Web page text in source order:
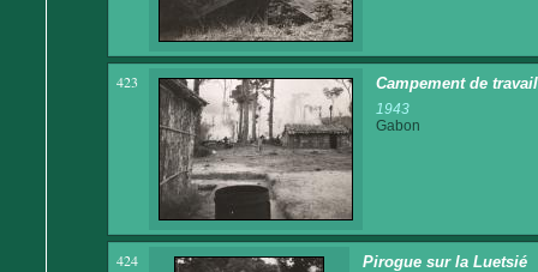
423 Campement de
1943
Gabon
424 Pirogue sur la Luetsié